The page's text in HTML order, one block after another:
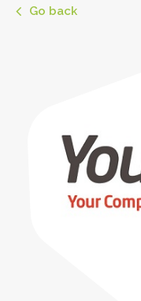
Go back